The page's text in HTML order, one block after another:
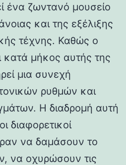
ένα ζωντανό μουσείο
και της εξέλιξης
τέχνης. Καθώς ο
κατά μήκος αυτής της
μια συνεχή
ρυθμών και
Η διαδρομή αυτή
διαφορετικοί
να δαμάσουν το
να οχυρώσουν τις